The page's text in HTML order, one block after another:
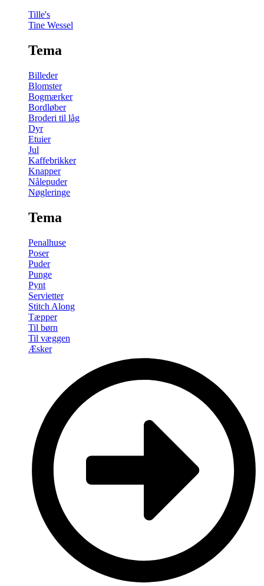
Tille's
Tine Wessel
Tema
Billeder
Blomster
Bogmærker
Bordløber
Broderi til låg
Dyr
Etuier
Jul
Kaffebrikker
Knapper
Nålepuder
Nøgleringe
Tema
Penalhuse
Poser
Puder
Punge
Pynt
Servietter
Stitch Along
Tæpper
Til børn
Til væggen
Æsker